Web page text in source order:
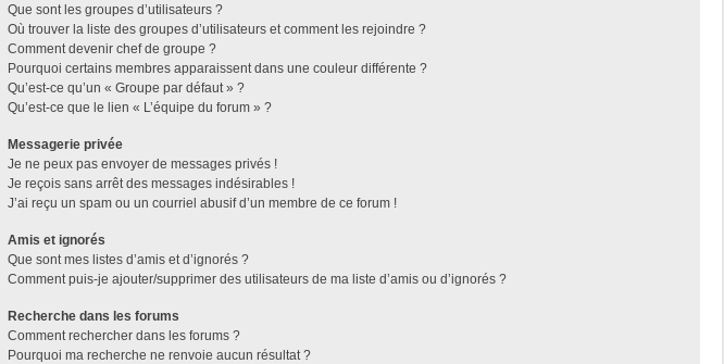
Que sont les groupes d’utilisateurs ?
Où trouver la liste des groupes d’utilisateurs et comment les rejoindre ?
Comment devenir chef de groupe ?
Pourquoi certains membres apparaissent dans une couleur différente ?
Qu’est-ce qu’un « Groupe par défaut » ?
Qu’est-ce que le lien « L’équipe du forum » ?
Messagerie privée
Je ne peux pas envoyer de messages privés !
Je reçois sans arrêt des messages indésirables !
J’ai reçu un spam ou un courriel abusif d’un membre de ce forum !
Amis et ignorés
Que sont mes listes d’amis et d’ignorés ?
Comment puis-je ajouter/supprimer des utilisateurs de ma liste d’amis ou d’ignorés ?
Recherche dans les forums
Comment rechercher dans les forums ?
Pourquoi ma recherche ne renvoie aucun résultat ?